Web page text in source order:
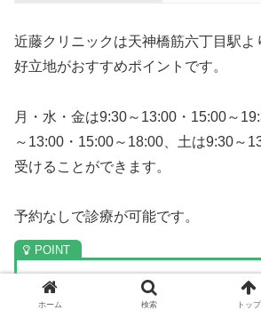
近藤クリニックは天神橋筋六丁目駅よ
好立地がおすすめポイントです。
月・水・金は9:30～13:00・15:00～
～13:00・15:00～18:00、土は9:30～
受けることができます。
予約なしで診療が可能です。
・天神橋筋六丁目駅より徒歩19分
ホーム 検索 トップ